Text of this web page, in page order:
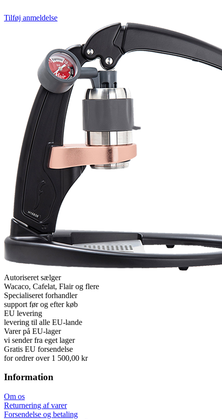
Tilføj anmeldelse
Autoriseret sælger
Wacaco, Cafelat, Flair og flere
Specialiseret forhandler
support før og efter køb
EU levering
levering til alle EU-lande
Varer på EU-lager
vi sender fra eget lager
Gratis EU forsendelse
for ordrer over 1 500,00 kr
Information
Om os
Returnering af varer
Forsendelse og betaling